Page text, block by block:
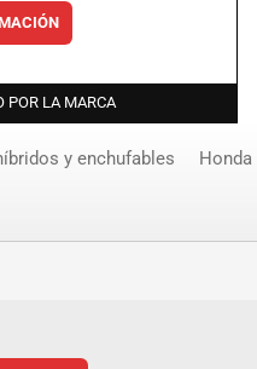
POR LA MARCA
y enchufables Honda